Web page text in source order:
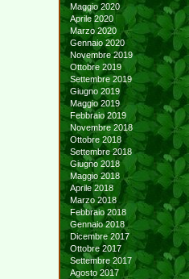
Maggio 2020
Aprile 2020
Marzo 2020
Gennaio 2020
Novembre 2019
Ottobre 2019
Settembre 2019
Giugno 2019
Maggio 2019
Febbraio 2019
Novembre 2018
Ottobre 2018
Settembre 2018
Giugno 2018
Maggio 2018
Aprile 2018
Marzo 2018
Febbraio 2018
Gennaio 2018
Dicembre 2017
Ottobre 2017
Settembre 2017
Agosto 2017